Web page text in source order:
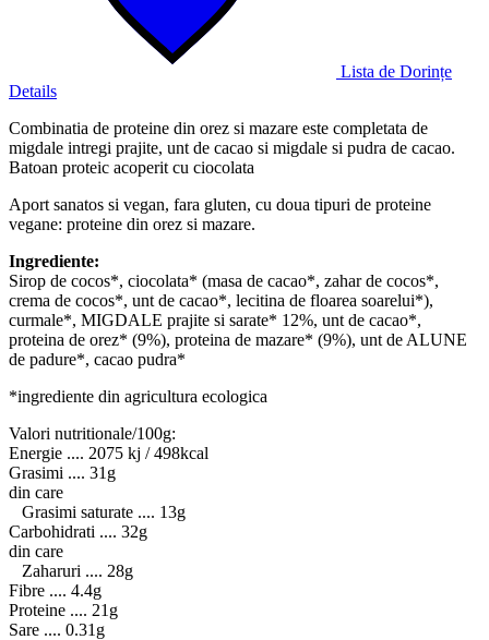
Lista de Dorințe
Details
Combinatia de proteine din orez si mazare este completata de
migdale intregi prajite, unt de cacao si migdale si pudra de cacao.
Batoan proteic acoperit cu ciocolata
Aport sanatos si vegan, fara gluten, cu doua tipuri de proteine
vegane: proteine din orez si mazare.
Ingrediente:
Sirop de cocos*, ciocolata* (masa de cacao*, zahar de cocos*,
crema de cocos*, unt de cacao*, lecitina de floarea soarelui*),
curmale*, MIGDALE prajite si sarate* 12%, unt de cacao*,
proteina de orez* (9%), proteina de mazare* (9%), unt de ALUNE
de padure*, cacao pudra*
*ingrediente din agricultura ecologica
Valori nutritionale/100g:
Energie .... 2075 kj / 498kcal
Grasimi .... 31g
din care
Grasimi saturate .... 13g
Carbohidrati .... 32g
din care
Zaharuri .... 28g
Fibre .... 4.4g
Proteine .... 21g
Sare .... 0.31g